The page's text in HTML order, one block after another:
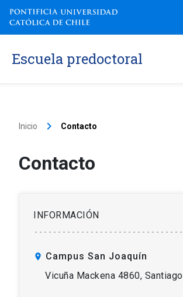
Escuela predoctoral
Inicio keyboard_arrow_right Contacto
Contacto
INFORMACIÓN
location_on Campus San Joaquín
Vicuña Mackena 4860, Santiago